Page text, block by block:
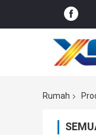
Rumah